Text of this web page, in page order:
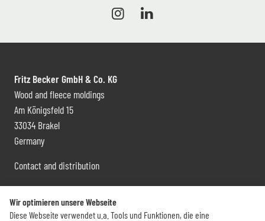
Fritz Becker GmbH & Co. KG
Wood and fleece moldings
Am Königsfeld 15
33034 Brakel
Germany
Contact and distribution
+49 (0) 5272 6009 0
info@becker-brakel.de
Wir optimieren unsere Webseite
Diese Webseite verwendet u.a. Tools und Funktionen, die eine